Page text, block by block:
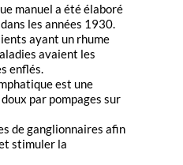
manuel a été élaboré
les années 1930.
ayant un rhume
avaient les
enflés.
est une
par pompages sur
de ganglionnaires afin
stimuler la